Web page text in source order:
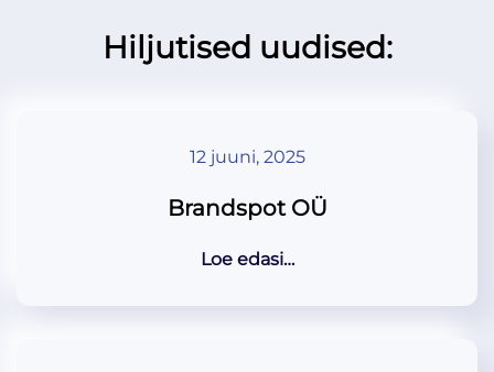
Hiljutised uudised:
12 juuni, 2025
Brandspot OÜ
Loe edasi…